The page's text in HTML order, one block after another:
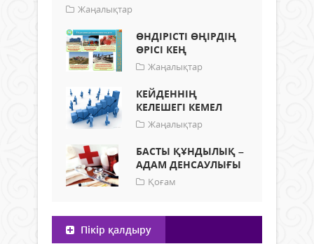
Жаңалықтар
ӨНДІРІСТІ ӨҢІРДІҢ
ӨРІСІ КЕҢ
Жаңалықтар
КЕЙДЕННІҢ
КЕЛЕШЕГІ КЕМЕЛ
Жаңалықтар
БАСТЫ ҚҰНДЫЛЫҚ –
АДАМ ДЕНСАУЛЫҒЫ
Қоғам
Пікір қалдыру